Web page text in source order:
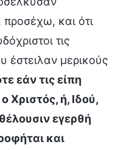
και ότι
τις
έστειλαν μερικούς
εάν τις είπη
Χριστός, ή, Ιδού,
εγερθή
και